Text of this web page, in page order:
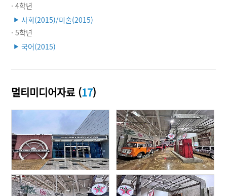
· 4학년
▶ 사회(2015)/미술(2015)
· 5학년
▶ 국어(2015)
멀티미디어자료 (17)